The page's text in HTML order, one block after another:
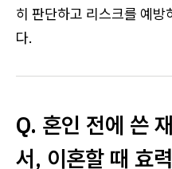
히 판단하고 리스크를 예방
다.
Q. 혼인 전에 쓴
서, 이혼할 때 효